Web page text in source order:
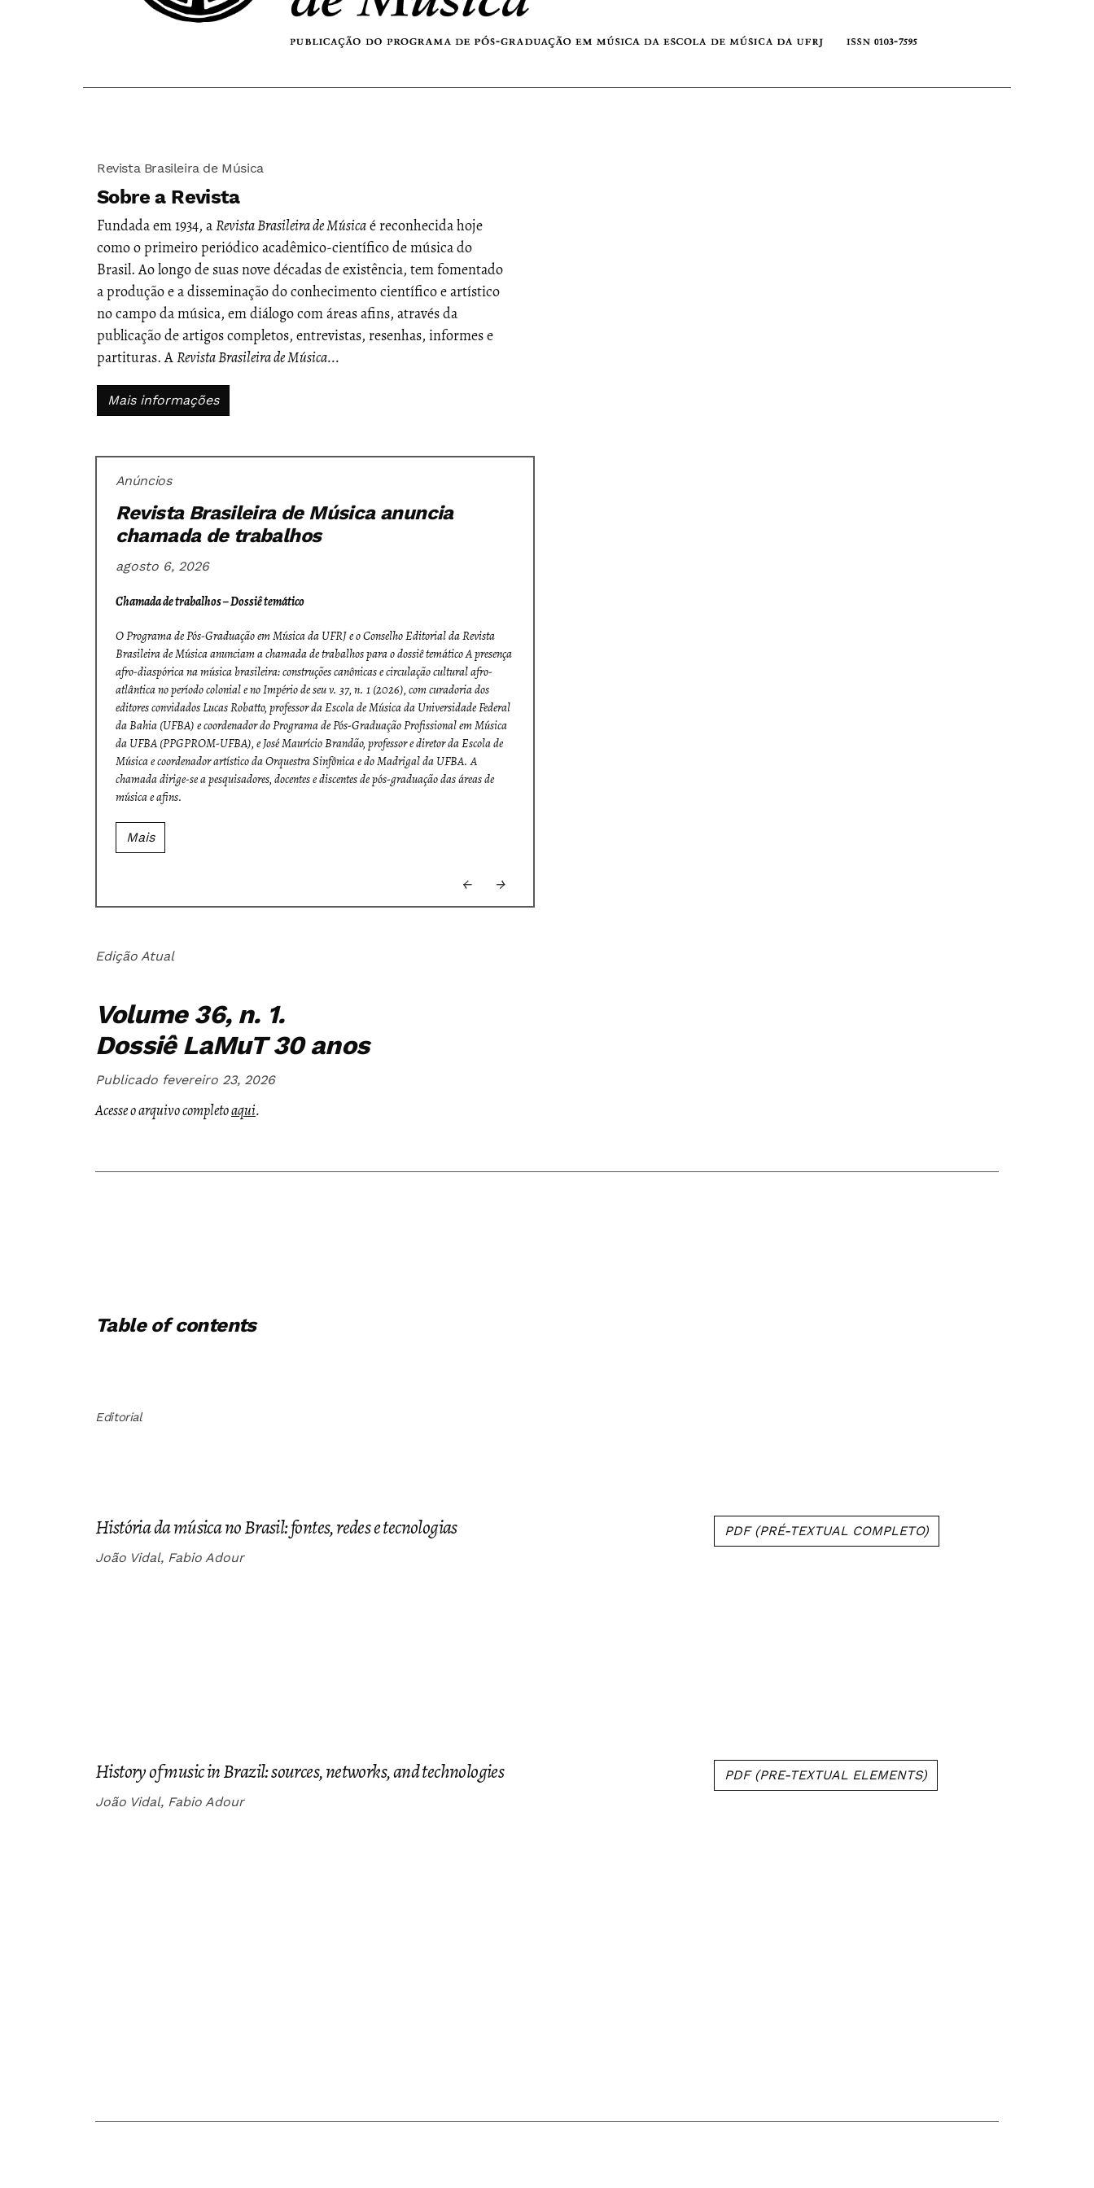
Revista Brasileira de Música
Sobre a Revista
Fundada em 1934, aRevista Brasileira de Músicaé reconhecida hoje
como o primeiro periódico acadêmico-científico de música do
Brasil. Ao longo de suas nove décadas de existência, tem fomentado
a produção e a disseminação do conhecimento científico e artístico
no campo da música, em diálogo com áreas afins, através da
publicação de artigos completos, entrevistas, resenhas, informes e
partituras. ARevista Brasileira de Música...
Mais informações
Anúncios
Revista Brasileira de Música anuncia
chamada de trabalhos
agosto 6, 2026
Chamada de trabalhos – Dossiê temático
O Programa de Pós-Graduação em Música da UFRJ e o Conselho Editorial daRevista
Brasileira de Músicaanunciam a chamada de trabalhos para o dossiê temáticoA presença
afro-diaspórica na música brasileira: construções canônicas e circulação cultural afro-
atlântica no período colonial e no Impériode seu v. 37, n. 1 (2026), com curadoria dos
editores convidados Lucas Robatto, professor da Escola de Música da Universidade Federal
da Bahia (UFBA) e coordenador do Programa de Pós-Graduação Profissional em Música
da UFBA (PPGPROM-UFBA), e José Maurício Brandão, professor e diretor da Escola de
Música e coordenador artístico da Orquestra Sinfônica e do Madrigal da UFBA. A
chamada dirige-se a pesquisadores, docentes e discentes de pós-graduação das áreas de
música e afins.
Mais
←Próximo
→Anterior
Edição Atual
Volume 36, n. 1.
Dossiê LaMuT 30 anos
Publicado fevereiro 23, 2026
Acesse o arquivo completoaqui.
Table of contents
Editorial
História da música no Brasil: fontes, redes e tecnologias
João Vidal, Fabio Adour
PDF (PRÉ-TEXTUAL COMPLETO)
History of music in Brazil: sources, networks, and technologies
João Vidal, Fabio Adour
PDF (PRE-TEXTUAL ELEMENTS)